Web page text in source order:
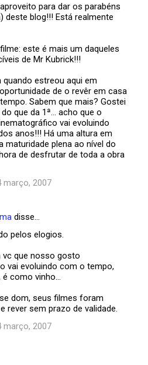
para dar os parabéns
deste blog!!! Está realmente
este é mais um daqueles
de Mr Kubrick!!!
estreou aqui em
de o revêr em casa
Sabem que mais? Gostei
que da 1ª... acho que o
vai evoluindo
anos!!! Há uma altura em
maturidade plena ao nível do
de desfrutar de toda a obra
março, 2007
disse…
pelos elogios.
que nosso gosto
vai evoluindo com o tempo,
como vinho...
dom, seus filmes foram
rever sem prazo de validade.
março, 2007